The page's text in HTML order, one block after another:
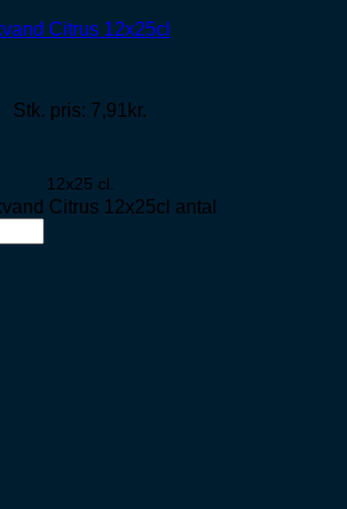
Citrus 12x25cl
Stk. pris: 7,91kr.
12x25 cl.
Citrus 12x25cl antal